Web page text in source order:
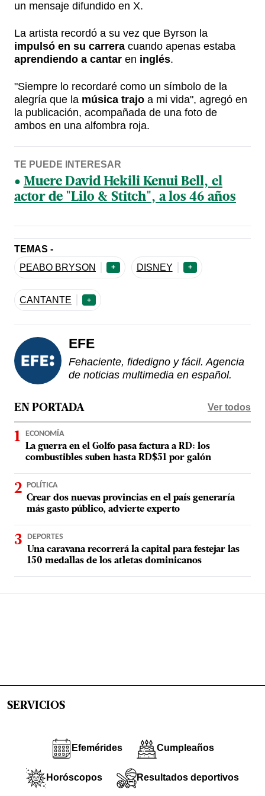
un mensaje difundido en X.
La artista recordó a su vez que Byrson la
impulsó en su carrera cuando apenas estaba
aprendiendo a cantar en inglés.
"Siempre lo recordaré como un símbolo de la
alegría que la música trajo a mi vida", agregó en
la publicación, acompañada de una foto de
ambos en una alfombra roja.
TE PUEDE INTERESAR
Muere David Hekili Kenui Bell, el
actor de "Lilo & Stitch", a los 46 años
TEMAS -
PEABO BRYSON
+ DISNEY +
CANTANTE +
EFE
Fehaciente, fidedigno y fácil. Agencia
de noticias multimedia en español.
EN PORTADA Ver todos
ECONOMÍA
La guerra en el Golfo pasa factura a RD: los
combustibles suben hasta RD$51 por galón
POLÍTICA
Crear dos nuevas provincias en el país generaría
más gasto público, advierte experto
DEPORTES
Una caravana recorrerá la capital para festejar las
150 medallas de los atletas dominicanos
SERVICIOS
Efemérides Cumpleaños
Horóscopos Resultados deportivos